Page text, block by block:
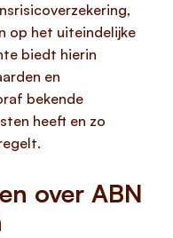
op het uiteindelijke
biedt hierin
en
bekende
heeft en zo
over ABN